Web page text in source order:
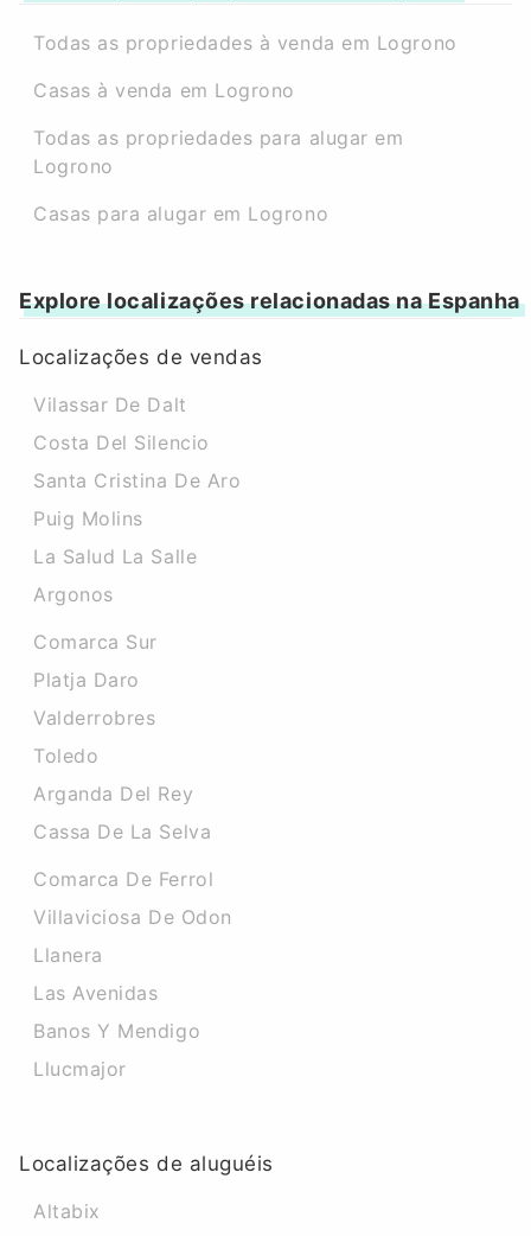
Todas as propriedades à venda em Logrono
Casas à venda em Logrono
Todas as propriedades para alugar em
Logrono
Casas para alugar em Logrono
Explore localizações relacionadas na Espanha
Localizações de vendas
Vilassar De Dalt
Costa Del Silencio
Santa Cristina De Aro
Puig Molins
La Salud La Salle
Argonos
Comarca Sur
Platja Daro
Valderrobres
Toledo
Arganda Del Rey
Cassa De La Selva
Comarca De Ferrol
Villaviciosa De Odon
Llanera
Las Avenidas
Banos Y Mendigo
Llucmajor
Localizações de aluguéis
Altabix